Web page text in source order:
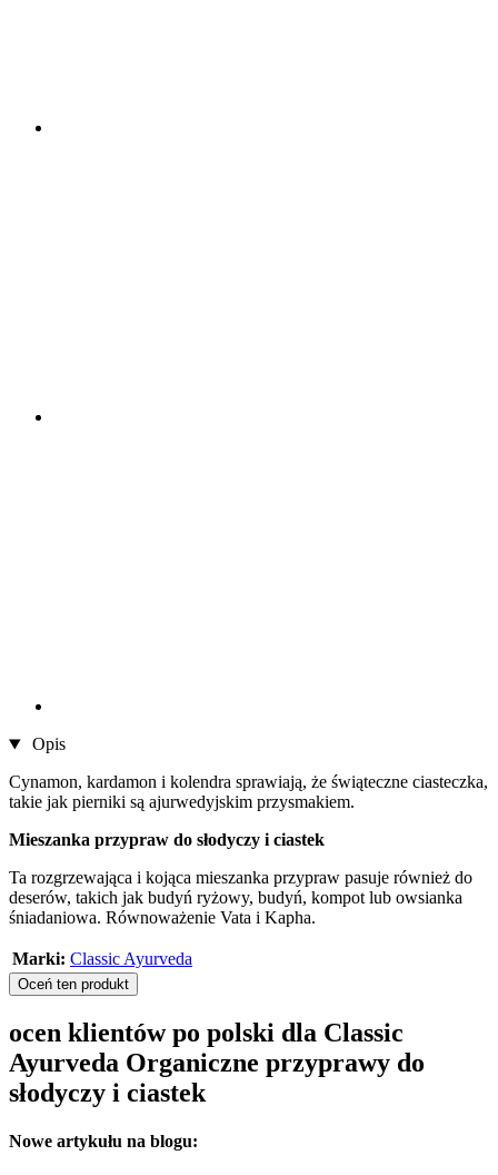
Opis
Cynamon, kardamon i kolendra sprawiają, że świąteczne ciasteczka,
takie jak pierniki są ajurwedyjskim przysmakiem.
Mieszanka przypraw do słodyczy i ciastek
Ta rozgrzewająca i kojąca mieszanka przypraw pasuje również do
deserów, takich jak budyń ryżowy, budyń, kompot lub owsianka
śniadaniowa. Równoważenie Vata i Kapha.
Marki: Classic Ayurveda
Oceń ten produkt
ocen klientów po polski dla Classic
Ayurveda Organiczne przyprawy do
słodyczy i ciastek
Nowe artykułu na blogu: